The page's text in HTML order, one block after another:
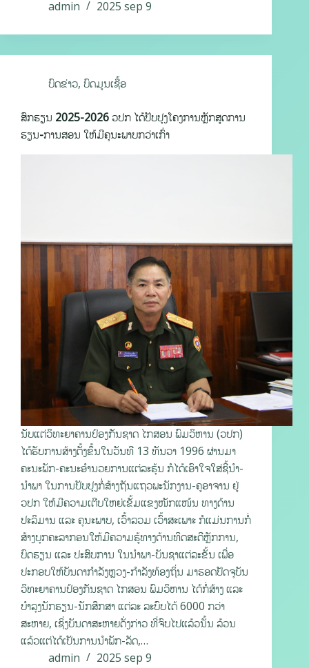
admin 2025 sep 9
ບົດຂ່າວ, ບົດມູນເຊື້ອ
ສົກຮຽນ 2025-2026 ວປກ ໄດ້ປັບປຸງໂຄງການຫຼັກສູດການ
ຮຽນ-ການສອນ ໃຫ້ມີຄຸນະພາບກວ່າເກົ່າ
ນັບແຕ່ວິທະຍາຄານປ້ອງກັນຊາດ ໄກສອນ ພົມວິຫານ (ວປກ)
ໄດ້ຮັບການສ້າງຕັ້ງຂຶ້ນໃນວັນທີ 13 ທັນວາ 1996 ຜ່ານມາ
ຄະນະພັກ-ຄະນະອໍານວຍການແຕ່ລະຮຸ້ນ ກໍໄດ້ເອົາໃຈໃສ່ຊີ້ນໍາ-
ນໍາພາ ໃນການປັບປຸງກໍ່ສ້າງຖັນແຖວພະນັກງານ-ຄູອາຈານ ຢູ່
ວປກ ໃຫ້ມີຄວາມເຕີບໃຫຍ່ເຂັ້ມແຂງໜັກແໜ້ນ ທາງດ້ານ
ປະລິມານ ແລະ ຄຸນະພາບ, ເວົ້າລວມ ເວົ້າສະເພາະ ກໍແມ່ນການກໍ່
ສ້າງບຸກຄະລາກອນໃຫ້ມີຄວາມຮູ້ທາງດ້ານທິດສະດີຫຼັກການ,
ບົດຮຽນ ແລະ ປະສົບການ ໃນນໍາພາ-ບັນຊາແຕ່ລະຂັ້ນ ເພື່ອ
ປະກອບໃຫ້ບັນດາກໍາລັງຫຼວງ-ກຳລັງທ້ອງຖິ່ນ ມາຮອດປັດຈຸບັນ
ວິທະຍາຄານປ້ອງກັນຊາດ ໄກສອນ ພົມວິຫານ ໄດ້ກໍ່ສ້າງ ແລະ
ບໍາລຸງນັກຮຽນ-ນັກສຶກສາ ແຕ່ລະ ລະບົບໄດ້ 6000 ກວ່າ
ສະຫາຍ, ເຊິ່ງບັນດາສະຫາຍດັ່ງກ່າວ ທີ່ຈົບໄປແລ້ວນັ້ນ ລ້ວນ
ແລ້ວແຕ່ໄດ້ເປັນການນໍາພັກ-ລັດ,…
admin
2025 sep 9